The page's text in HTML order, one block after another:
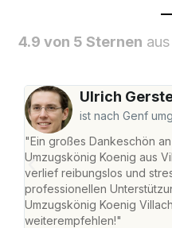
4.9 von 5 Sternen
Ulrich
ist nach Genf
"Ein großes Dankeschön
Umzugskönig Koenig aus
verlief reibungslos und
professionellen
Umzugskönig Koenig
weiterempfehlen!"